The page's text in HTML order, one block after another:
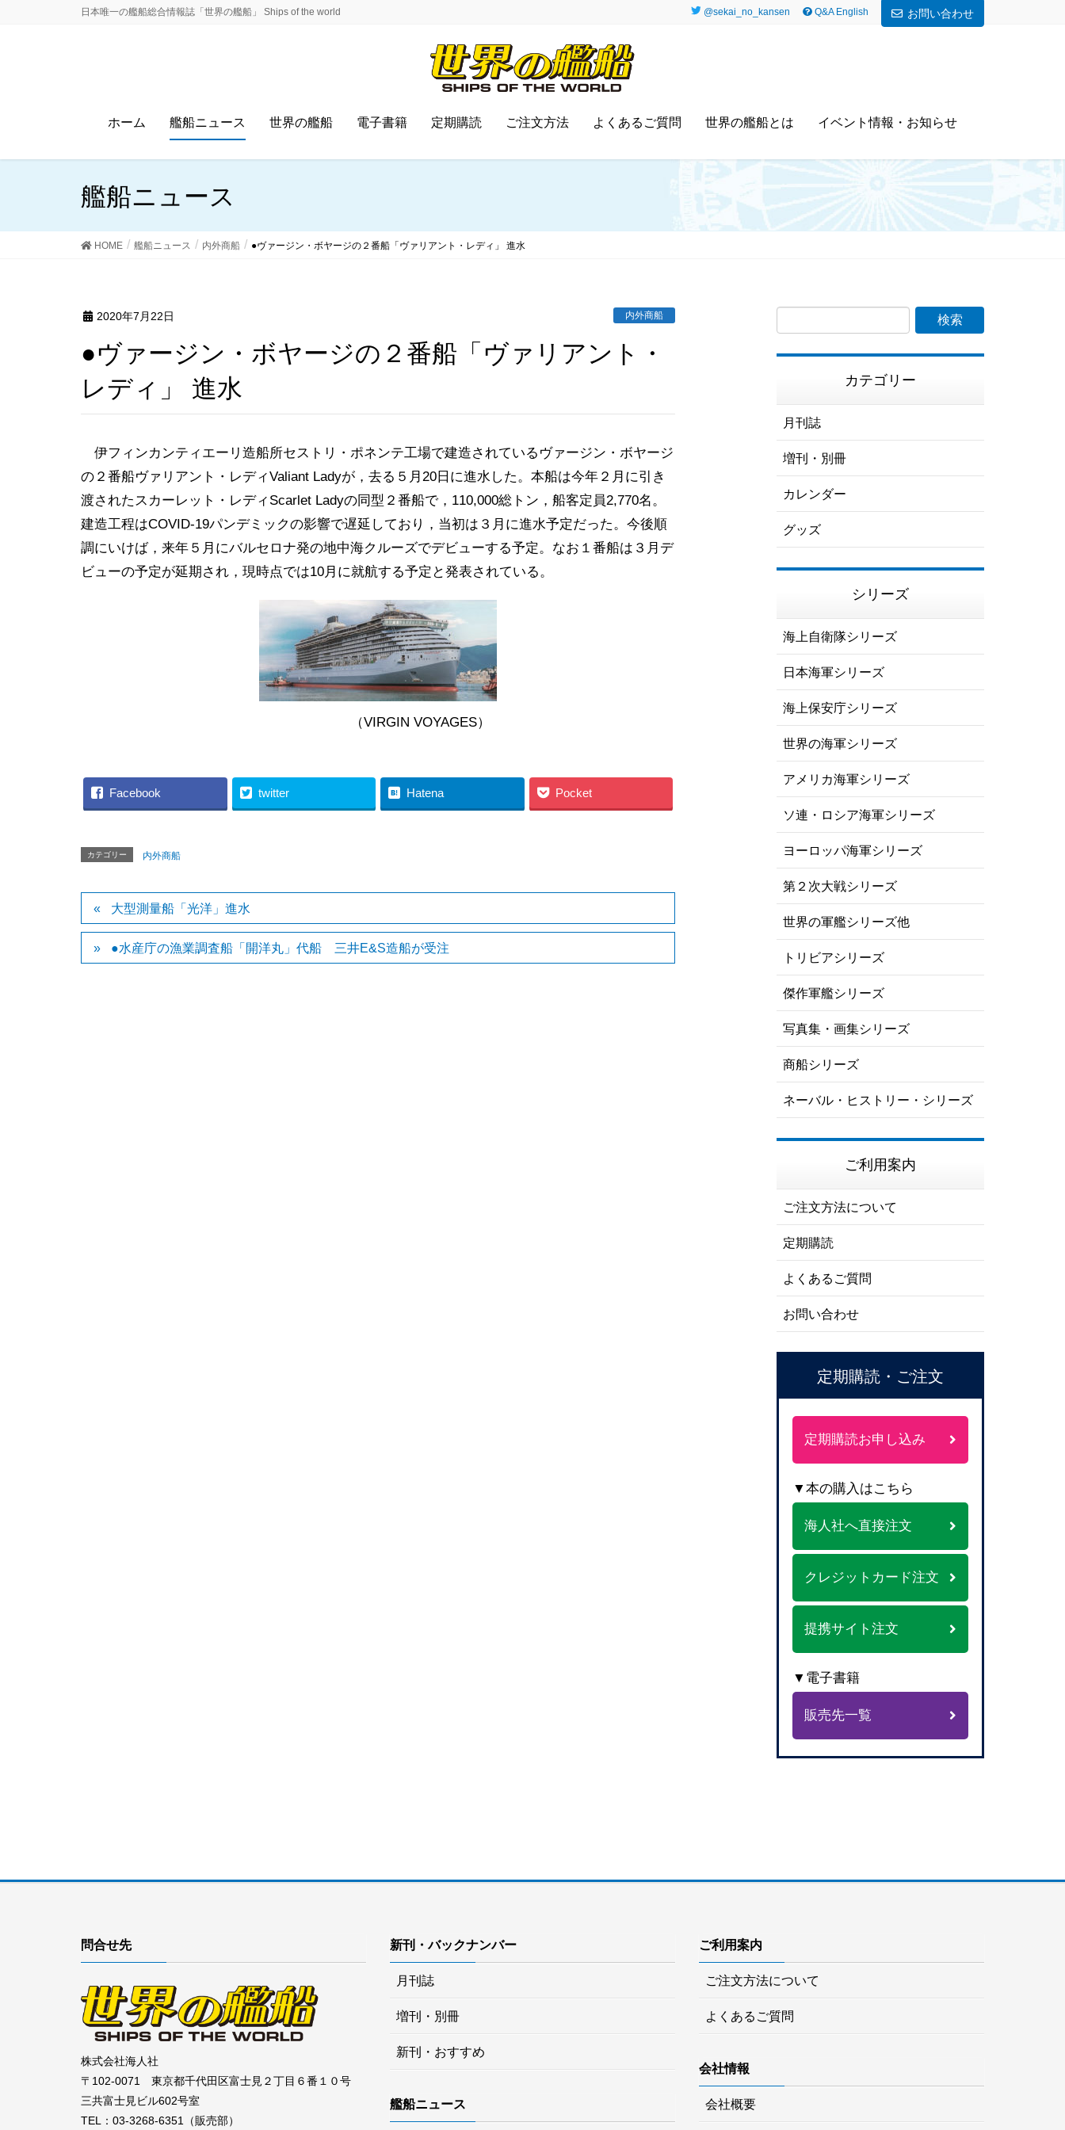
日本唯一の艦船総合情報誌「世界の艦船」 Ships of the world @sekai_no_kansen Q&A English お問い合わせ
ホーム 艦船ニュース 世界の艦船 電子書籍 定期購読 ご注文方法 よくあるご質問 世界の艦船とは イベント情報・お知らせ
艦船ニュース
HOME 艦船ニュース 内外商船 ●ヴァージン・ボヤージの２番船「ヴァリアント・レディ」 進水
2020年7月22日 内外商船
●ヴァージン・ボヤージの２番船「ヴァリアント・
レディ」 進水
伊フィンカンティエーリ造船所セストリ・ポネンテ工場で建造されているヴァージン・ボヤージ
の２番船ヴァリアント・レディValiant Ladyが，去る５月20日に進水した。本船は今年２月に引き
渡されたスカーレット・レディScarlet Ladyの同型２番船で，110,000総トン，船客定員2,770名。
建造工程はCOVID-19パンデミックの影響で遅延しており，当初は３月に進水予定だった。今後順
調にいけば，来年５月にバルセロナ発の地中海クルーズでデビューする予定。なお１番船は３月デ
ビューの予定が延期され，現時点では10月に就航する予定と発表されている。
（VIRGIN VOYAGES）
Facebook twitter Hatena Pocket
カテゴリー 内外商船
大型測量船「光洋」進水
●水産庁の漁業調査船「開洋丸」代船 三井E&S造船が受注
カテゴリー
月刊誌
増刊・別冊
カレンダー
グッズ
シリーズ
海上自衛隊シリーズ
日本海軍シリーズ
海上保安庁シリーズ
世界の海軍シリーズ
アメリカ海軍シリーズ
ソ連・ロシア海軍シリーズ
ヨーロッパ海軍シリーズ
第２次大戦シリーズ
世界の軍艦シリーズ他
トリビアシリーズ
傑作軍艦シリーズ
写真集・画集シリーズ
商船シリーズ
ネーバル・ヒストリー・シリーズ
ご利用案内
ご注文方法について
定期購読
よくあるご質問
お問い合わせ
定期購読・ご注文
定期購読お申し込み
▼本の購入はこちら
海人社へ直接注文
クレジットカード注文
提携サイト注文
▼電子書籍
販売先一覧
問合せ先
株式会社海人社
〒102-0071 東京都千代田区富士見２丁目６番１０号
三共富士見ビル602号室
TEL：03-3268-6351（販売部）
新刊・バックナンバー
月刊誌
増刊・別冊
新刊・おすすめ
艦船ニュース
ご利用案内
ご注文方法について
よくあるご質問
会社情報
会社概要